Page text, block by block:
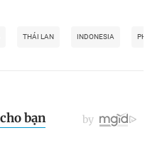
THÁI LAN INDONESIA